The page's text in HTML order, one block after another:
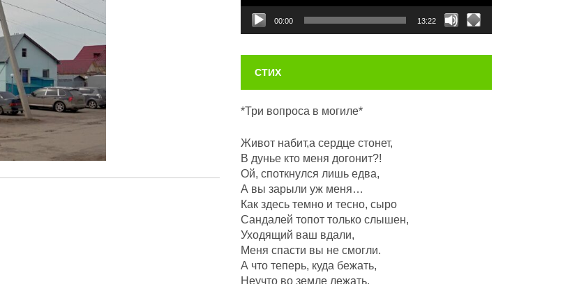
00:00 13:22
СТИХ
*Три вопроса в могиле*
Живот набит,а сердце стонет,
В дунье кто меня догонит?!
Ой, споткнулся лишь едва,
А вы зарыли уж меня…
Как здесь темно и тесно, сыро
Сандалей топот только слышен,
Уходящий ваш вдали,
Меня спасти вы не смогли.
А что теперь, куда бежать,
Неучто во земле лежать,